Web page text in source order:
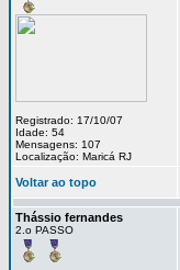
Registrado: 17/10/07
Idade: 54
Mensagens: 107
Localização: Maricá RJ
Voltar ao topo
Thássio fernandes
2.o PASSO